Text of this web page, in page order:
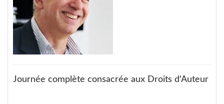
Journée complète consacrée aux Droits d'Auteur